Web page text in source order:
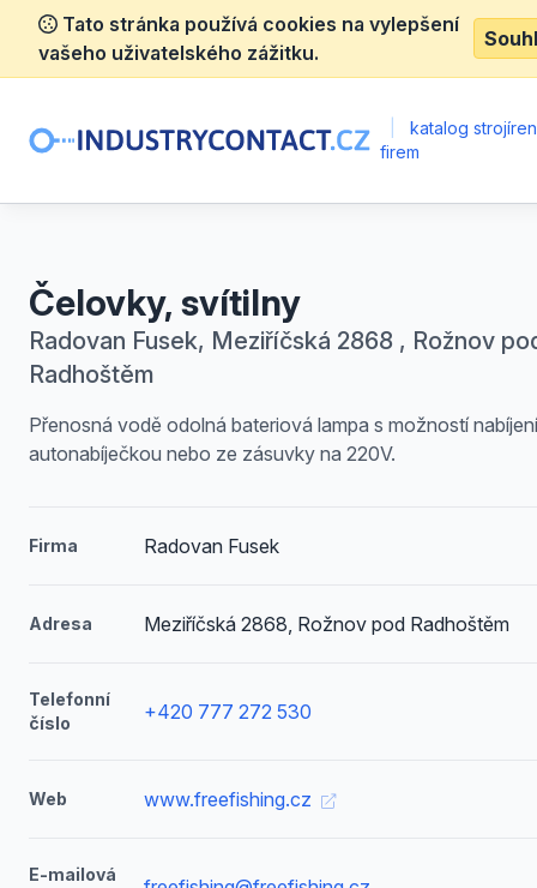
Tato stránka používá cookies na vylepšení
vašeho uživatelského zážitku.
katalog
firem
Čelovky, svítilny
Radovan Fusek, Meziříčská 2868 , Rožnov
Radhoštěm
Přenosná vodě odolná bateriová lampa s možností nabíjení
autonabíječkou nebo ze zásuvky na 220V.
Firma Radovan Fusek
Adresa Meziříčská 2868, Rožnov pod Radhoštěm
Telefonní
číslo
+420 777 272 530
Web www.freefishing.cz
E-mailová